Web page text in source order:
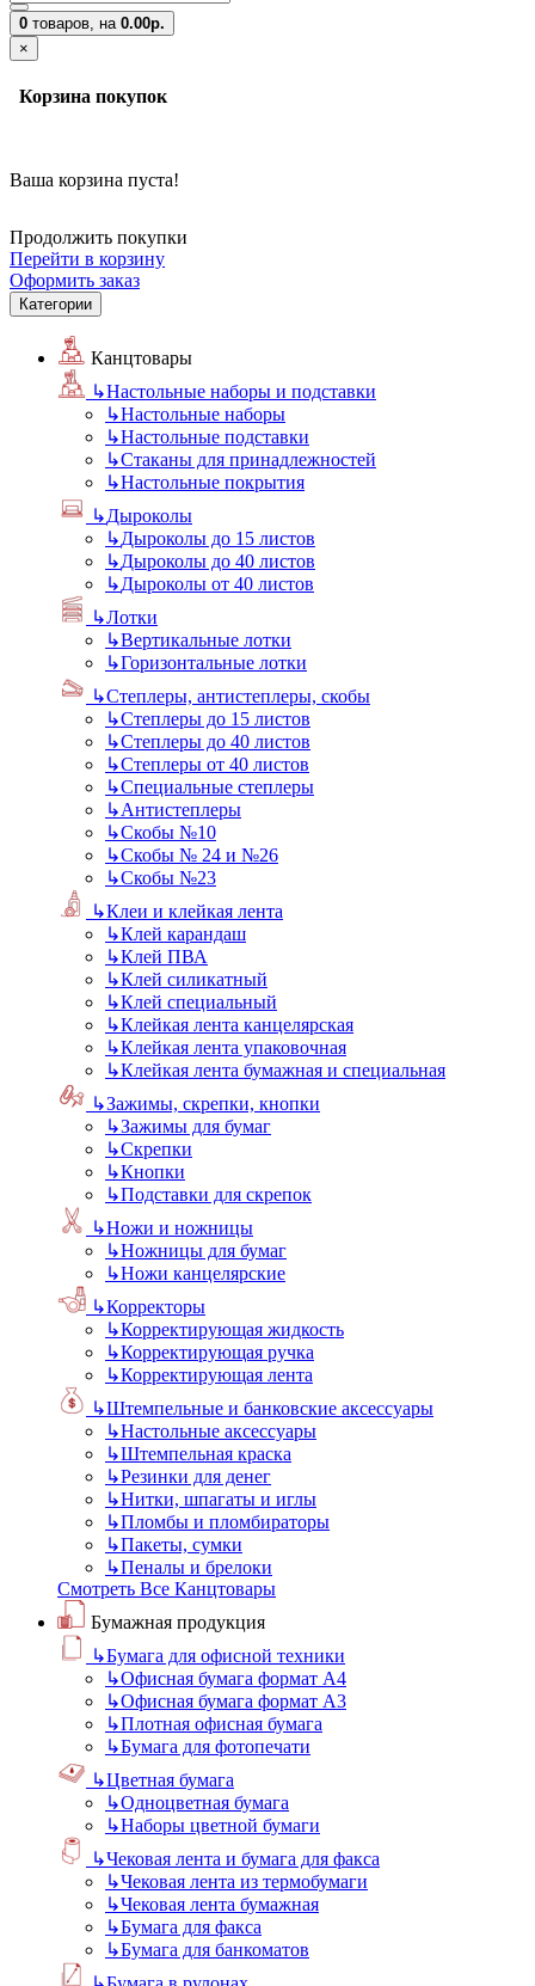
0 товаров, на 0.00р.
×
Корзина покупок
Ваша корзина пуста!
Продолжить покупки
Перейти в корзину
Оформить заказ
Категории
Канцтовары
↳Настольные наборы и подставки
↳Настольные наборы
↳Настольные подставки
↳Стаканы для принадлежностей
↳Настольные покрытия
↳Дыроколы
↳Дыроколы до 15 листов
↳Дыроколы до 40 листов
↳Дыроколы от 40 листов
↳Лотки
↳Вертикальные лотки
↳Горизонтальные лотки
↳Степлеры, антистеплеры, скобы
↳Степлеры до 15 листов
↳Степлеры до 40 листов
↳Степлеры от 40 листов
↳Специальные степлеры
↳Антистеплеры
↳Скобы №10
↳Скобы № 24 и №26
↳Скобы №23
↳Клеи и клейкая лента
↳Клей карандаш
↳Клей ПВА
↳Клей силикатный
↳Клей специальный
↳Клейкая лента канцелярская
↳Клейкая лента упаковочная
↳Клейкая лента бумажная и специальная
↳Зажимы, скрепки, кнопки
↳Зажимы для бумаг
↳Скрепки
↳Кнопки
↳Подставки для скрепок
↳Ножи и ножницы
↳Ножницы для бумаг
↳Ножи канцелярские
↳Корректоры
↳Корректирующая жидкость
↳Корректирующая ручка
↳Корректирующая лента
↳Штемпельные и банковские аксессуары
↳Настольные аксессуары
↳Штемпельная краска
↳Резинки для денег
↳Нитки, шпагаты и иглы
↳Пломбы и пломбираторы
↳Пакеты, сумки
↳Пеналы и брелоки
Смотреть Все Канцтовары
Бумажная продукция
↳Бумага для офисной техники
↳Офисная бумага формат А4
↳Офисная бумага формат А3
↳Плотная офисная бумага
↳Бумага для фотопечати
↳Цветная бумага
↳Одноцветная бумага
↳Наборы цветной бумаги
↳Чековая лента и бумага для факса
↳Чековая лента из термобумаги
↳Чековая лента бумажная
↳Бумага для факса
↳Бумага для банкоматов